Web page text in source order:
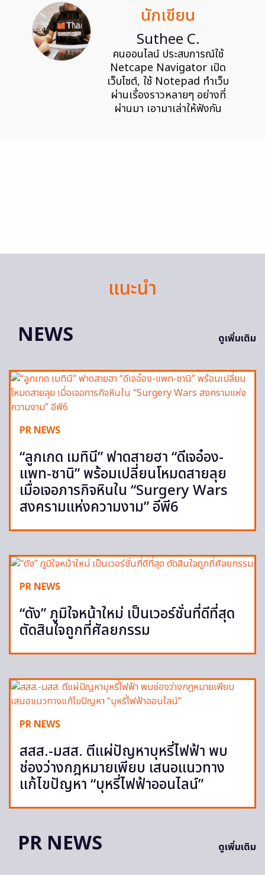
นักเขียน
Suthee C.
คนออนไลน์ ประสบการณ์ใช้
Netcape Navigator เปิด
เว็บไซต์, ใช้ Notepad ทำเว็บ
ผ่านเรื่องราวหลายๆ อย่างที่
ผ่านมา เอามาเล่าให้ฟังกัน
แนะนำ
NEWS
ดูเพิ่มเติม
PR NEWS
“ลูกเกด เมทินี” ฟาดสายฮา “ดีเจอ๋อง-
แพท-ซานิ” พร้อมเปลี่ยนโหมดสายลุย
เมื่อเจอภารกิจหินใน “Surgery Wars
สงครามแห่งความงาม” อีพี6
PR NEWS
“ดัง” ภูมิใจหน้าใหม่ เป็นเวอร์ชั่นที่ดีที่สุด
ตัดสินใจถูกที่ศัลยกรรม
PR NEWS
สสส.-มสส. ตีแผ่ปัญหาบุหรี่ไฟฟ้า พบ
ช่องว่างกฎหมายเพียบ เสนอแนวทาง
แก้ไขปัญหา “บุหรี่ไฟฟ้าออนไลน์”
PR NEWS ดูเพิ่มเติม